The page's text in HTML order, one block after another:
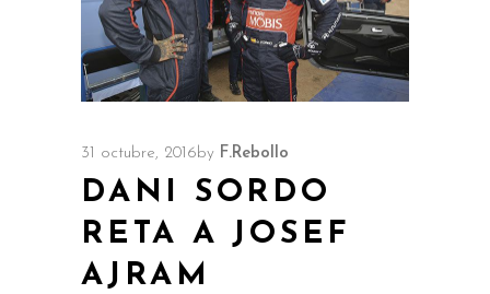
31 octubre, 2016by F.Rebollo
DANI SORDO
RETA A JOSEF
AJRAM